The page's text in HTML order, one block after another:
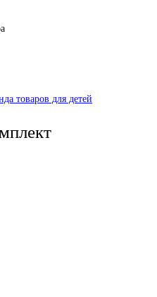
товаров для детей